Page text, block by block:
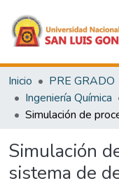
Inicio PRE GRADO
Ingeniería Química
Simulación
sistema de